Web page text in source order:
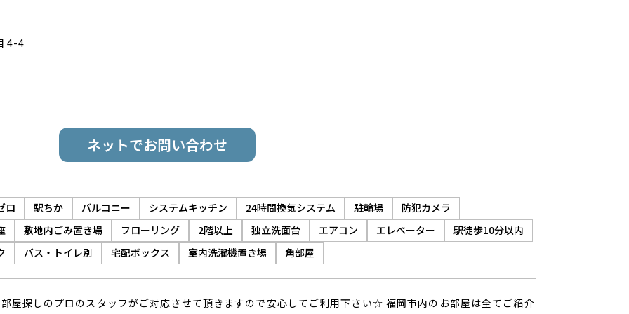
4-4
ネットでお問い合わせ
ロ 駅ちか バルコニー システムキッチン 24時間換気システム 駐輪場
防犯カメラ
敷地内ごみ置き場 フローリング 2階以上 独立洗面台 エアコン エレベーター
駅徒歩10分以内
バス・トイレ別 宅配ボックス 室内洗濯機置き場 角部屋
屋探しのプロのスタッフがご対応させて頂きますので安心してご利用下さい☆ 福岡市内のお部屋は全てご紹介